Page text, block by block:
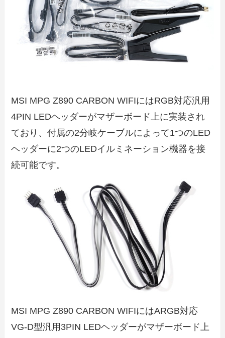
MSI MPG Z890 CARBON WIFIにはRGB対応汎用
4PIN LEDヘッダーがマザーボード上に実装され
ており、付属の2分岐ケーブルによって1つのLED
ヘッダーに2つのLEDイルミネーション機器を接
続可能です。
MSI MPG Z890 CARBON WIFIにはARGB対応
VG-D型汎用3PIN LEDヘッダーがマザーボード上